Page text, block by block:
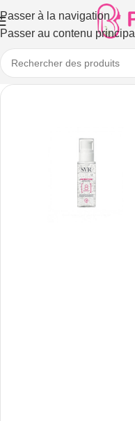
Passer à la navigation
Passer au contenu principal